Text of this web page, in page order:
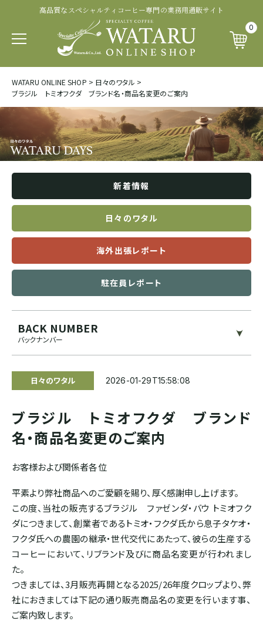
高品質なスペシャルティコーヒー専門の業務用通販サイト
0
WATARU ONLINE SHOP > 日々のワタル >
ブラジル トミオフクダ ブランド名・商品名変更のご案内
新着情報
日々のワタル
海外出張レポート
駐在員レポート
BACK NUMBER
バックナンバー
日々のワタル 2026-01-29T15:58:08
ブラジル トミオフクダ ブランド
名・商品名変更のご案内
お客様および関係者各位
平素より弊社商品へのご愛顧を賜り、厚く感謝申し上げます。
この度、当社の販売するブラジル ファゼンダ・バウ トミオフク
ダにつきまして、創業者であるトミオ・フクダ氏から息子タケオ・
フクダ氏への農園の継承・世代交代にあたって、彼らの生産する
コーヒーにおいて、リブランド及びに商品名変更が行われまし
た。
つきましては、3月販売再開となる2025/26年度クロップより、弊
社におきましては下記の通り販売商品名の変更を行います事、
ご案内致します。
品種から探す
ブルボン
モカ系
その他希少種
生産国から探す
イエメン
ケニア
ルワンダ
CENTRAL AMERICA
グアテマラ
コスタリカ
エルサルバドル
ニカラグア
ホンジュラス
パナマ
SOUTH AMERICA
商品ランクから探す
スペシャルティコーヒー
生産処理から探す
ナチュラル
アナエロビック系プロセス
ドライハル
その他独自プロセス
認証・その他から探す
レインフォレスト・アライアンス認証
カップ・オブ・エクセレンス等
プライベートオークション
ソーシャルプロジェクト